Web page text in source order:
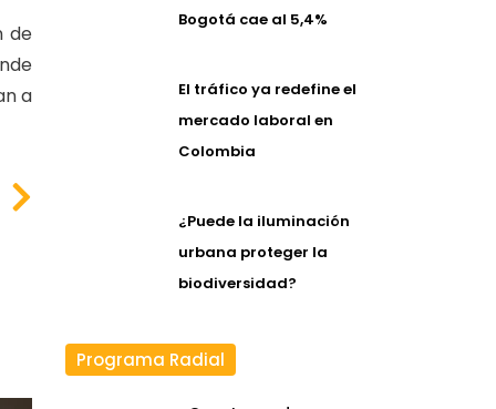
de
a
Bogotá cae al 5,4%
El tráfico ya redefine el
mercado laboral en
Colombia
¿Puede la iluminación
urbana proteger la
biodiversidad?
Programa Radial